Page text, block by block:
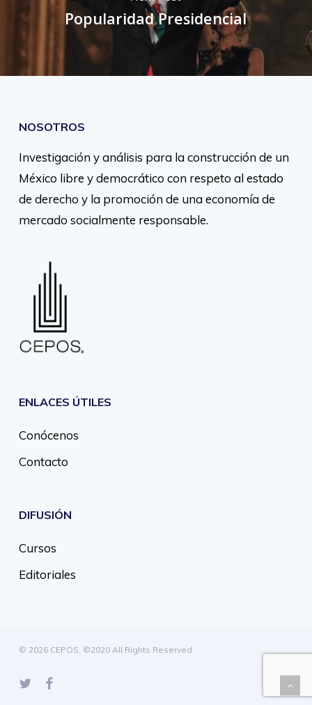
Popularidad Presidencial
NOSOTROS
Investigación y análisis para la construcción de un
México libre y democrático con respeto al estado
de derecho y la promoción de una economía de
mercado socialmente responsable.
ENLACES ÚTILES
Conócenos
Contacto
DIFUSIÓN
Cursos
Editoriales
© 2026 CEPOS. ©2020 All Rights Reserved
twitter facebook